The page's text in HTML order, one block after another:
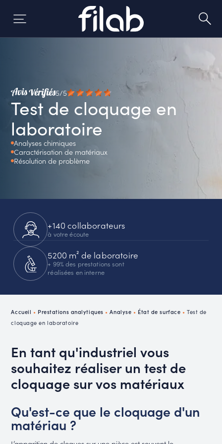
5/5
Test de cloquage en
laboratoire
Analyses chimiques
Caractérisation de matériaux
Résolution de problème
+140 collaborateurs
à votre écoute
5200 m² de laboratoire
+ 99% des prestations sont
réalisées en interne
Accueil • Prestations analytiques •Analyse • État de surface • Test de
cloquage en laboratoire
En tant qu'industriel vous
souhaitez réaliser un test de
cloquage sur vos matériaux
Qu'est-ce que le cloquage d'un
matériau ?